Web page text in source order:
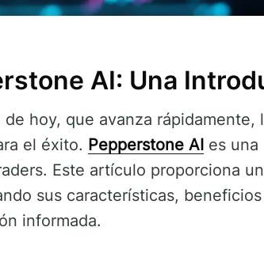
AI: Una
hoy, que avanza rápidamente,
el éxito. Pepperstone AI es una
Este artículo proporciona
sus características,
informada.